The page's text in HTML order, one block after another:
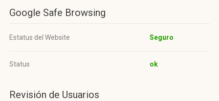
Google Safe Browsing
Estatus del Website Seguro
Status ok
Revisión de Usuarios